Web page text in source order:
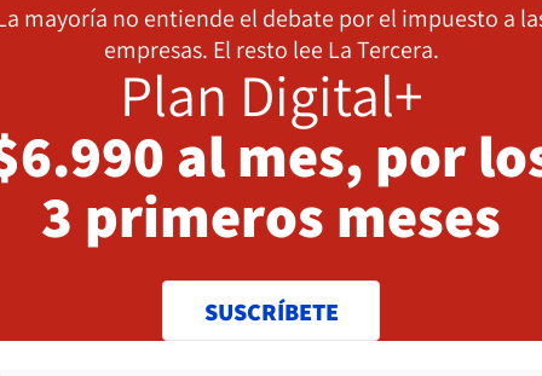
mayoría no entiende el debate por el impuesto a
empresas. El resto lee La Tercera.
Plan Digital+
al mes, por
3 primeros meses
SUSCRÍBETE